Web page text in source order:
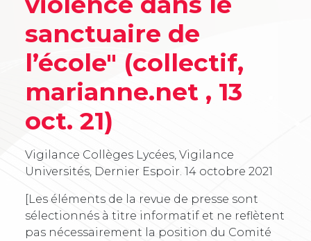
sanctuaire de
l’école" (collectif,
marianne.net , 13
oct. 21)
Vigilance Collèges Lycées, Vigilance
Universités, Dernier Espoir. 14 octobre 2021
[Les éléments de la revue de presse sont
sélectionnés à titre informatif et ne reflètent
pas nécessairement la position du Comité